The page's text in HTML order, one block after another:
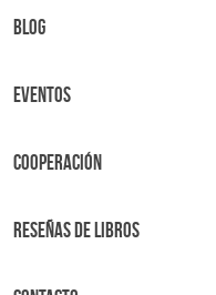
BLOG
Eventos
Cooperación
Reseñas de libros